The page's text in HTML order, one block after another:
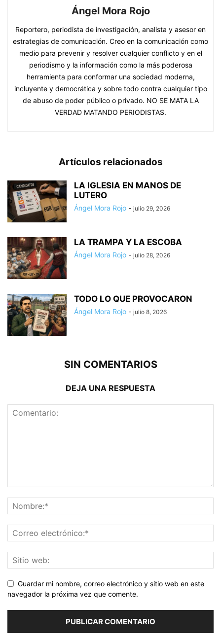
Ángel Mora Rojo
Reportero, periodista de investigación, analista y asesor en
estrategias de comunicación. Creo en la comunicación como
medio para prevenir y resolver cualquier conflicto y en el
periodismo y la información como la más poderosa
herramienta para conformar una sociedad moderna,
incluyente y democrática y sobre todo contra cualquier tipo
de abuso de poder público o privado. NO SE MATA LA
VERDAD MATANDO PERIODISTAS.
Artículos relacionados
LA IGLESIA EN MANOS DE
LUTERO
Ángel Mora Rojo - julio 29, 2026
LA TRAMPA Y LA ESCOBA
Ángel Mora Rojo - julio 28, 2026
TODO LO QUE PROVOCARON
Ángel Mora Rojo - julio 8, 2026
SIN COMENTARIOS
DEJA UNA RESPUESTA
Guardar mi nombre, correo electrónico y sitio web en este
navegador la próxima vez que comente.